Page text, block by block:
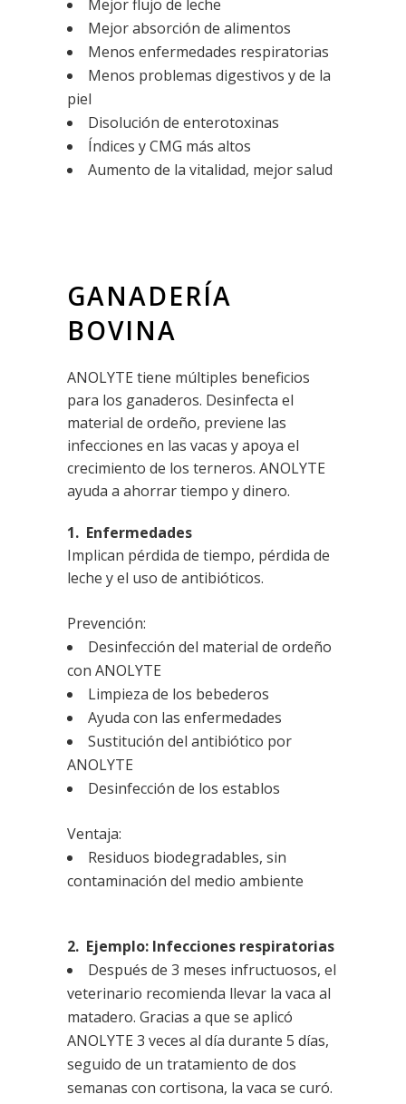
Mejor flujo de leche
Mejor absorción de alimentos
Menos enfermedades respiratorias
Menos problemas digestivos y de la
piel
Disolución de enterotoxinas
Índices y CMG más altos
Aumento de la vitalidad, mejor salud
GANADERÍA
BOVINA
ANOLYTE tiene múltiples beneficios
para los ganaderos. Desinfecta el
material de ordeño, previene las
infecciones en las vacas y apoya el
crecimiento de los terneros. ANOLYTE
ayuda a ahorrar tiempo y dinero.
1. Enfermedades
Implican pérdida de tiempo, pérdida de
leche y el uso de antibióticos.
Prevención:
Desinfección del material de ordeño
con ANOLYTE
Limpieza de los bebederos
Ayuda con las enfermedades
Sustitución del antibiótico por
ANOLYTE
Desinfección de los establos
Ventaja:
Residuos biodegradables, sin
contaminación del medio ambiente
2. Ejemplo: Infecciones respiratorias
Después de 3 meses infructuosos, el
veterinario recomienda llevar la vaca al
matadero. Gracias a que se aplicó
ANOLYTE 3 veces al día durante 5 días,
seguido de un tratamiento de dos
semanas con cortisona, la vaca se curó.